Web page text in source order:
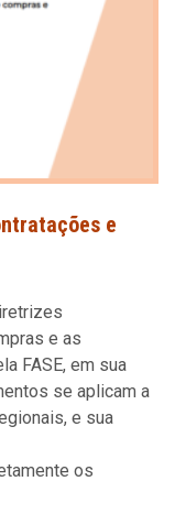
e
e as
FASE, em sua
se aplicam a
e sua
os